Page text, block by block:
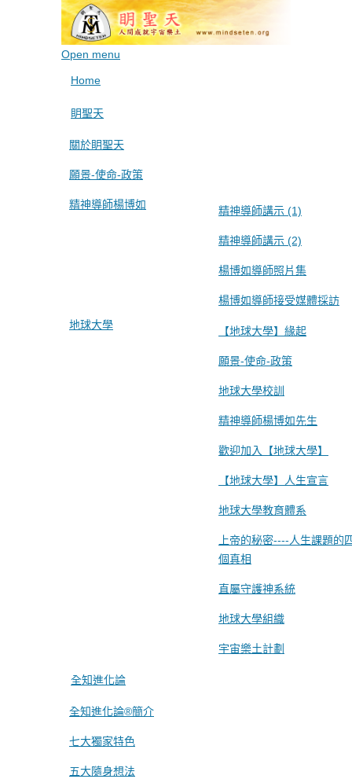
Open menu
Home
眀聖天
關於眀聖天
願景-使命-政策
精神導師楊博如 精神導師講示 (1)
精神導師講示 (2)
楊博如導師照片集
楊博如導師接受媒體採訪
地球大學
【地球大學】緣起
願景-使命-政策
地球大學校訓
精神導師楊博如先生
歡迎加入【地球大學】
【地球大學】人生宣言
地球大學教育體系
上帝的秘密----人生課題的
個真相
直屬守護神系統
地球大學組織
宇宙樂土計劃
全知進化論
全知進化論®簡介
七大獨家特色
五大隨身想法